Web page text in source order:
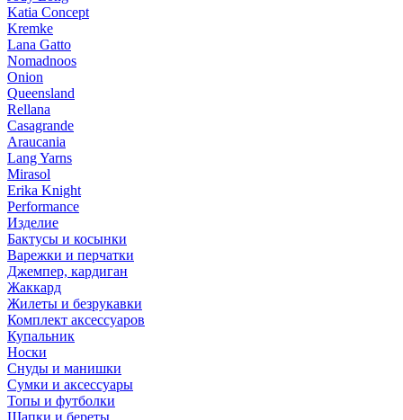
Katia Concept
Kremke
Lana Gatto
Nomadnoos
Onion
Queensland
Rellana
Casagrande
Araucania
Lang Yarns
Mirasol
Erika Knight
Performance
Изделие
Бактусы и косынки
Варежки и перчатки
Джемпер, кардиган
Жаккард
Жилеты и безрукавки
Комплект аксессуаров
Купальник
Носки
Снуды и манишки
Сумки и аксессуары
Топы и футболки
Шапки и береты